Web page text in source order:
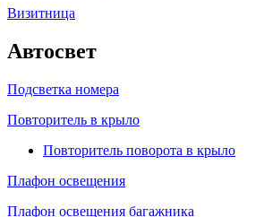
Визитница
Автосвет
Подсветка номера
Повторитель в крыло
Повторитель поворота в крыло
Плафон освещения
Плафон освещения багажника